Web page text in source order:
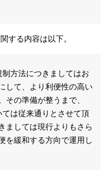
する内容は以下。
方法につきましてはお
して、より利便性の高い
その準備が整うまで、
ては従来通りとさせて頂
ましては現行よりもさら
を緩和する方向で運用し